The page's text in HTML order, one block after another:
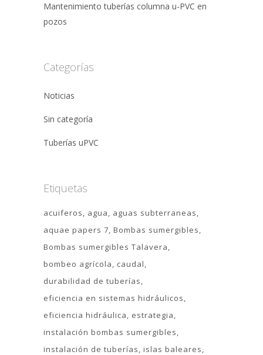
Mantenimiento tuberías columna u-PVC en
pozos
Categorías
Noticias
Sin categoría
Tuberías uPVC
Etiquetas
acuiferos agua
aguas subterraneas
aquae papers 7 Bombas sumergibles
Bombas sumergibles Talavera
bombeo agrícola
caudal
durabilidad de tuberías
eficiencia en sistemas hidráulicos
eficiencia hidráulica
estrategia
instalación bombas sumergibles
instalación de tuberías islas baleares